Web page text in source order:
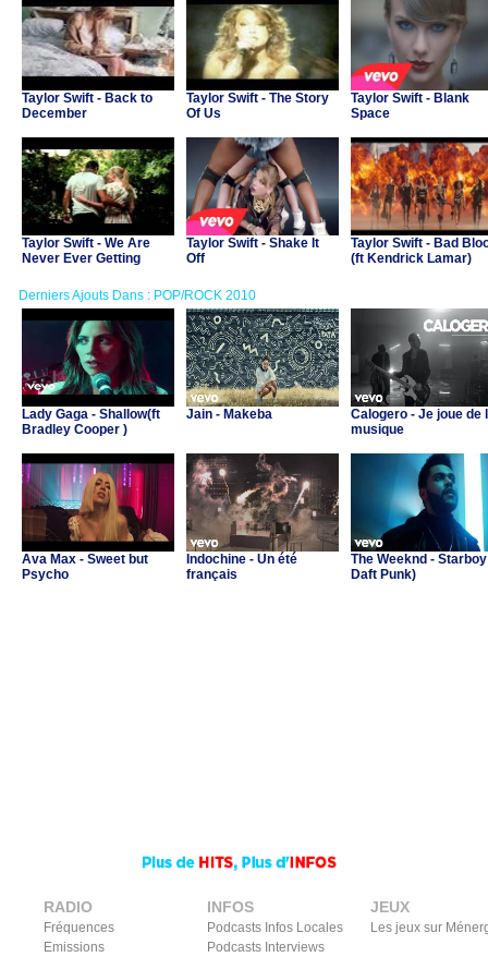
Taylor Swift - Back to
December
Taylor Swift - The Story
Of Us
Taylor Swift - Blank
Space
Taylor Swift - We Are
Never Ever Getting
Taylor Swift - Shake It
Off
Taylor Swift - Bad
(ft Kendrick Lamar)
Derniers Ajouts Dans : POP/ROCK 2010
Lady Gaga - Shallow(ft
Bradley Cooper )
Jain - Makeba
Calogero - Je joue de
musique
Ava Max - Sweet but
Psycho
Indochine - Un été
français
The Weeknd -
Daft Punk)
RADIO
Fréquences
Emissions
INFOS
Podcasts Infos Locales
Podcasts Interviews
JEUX
Les jeux sur